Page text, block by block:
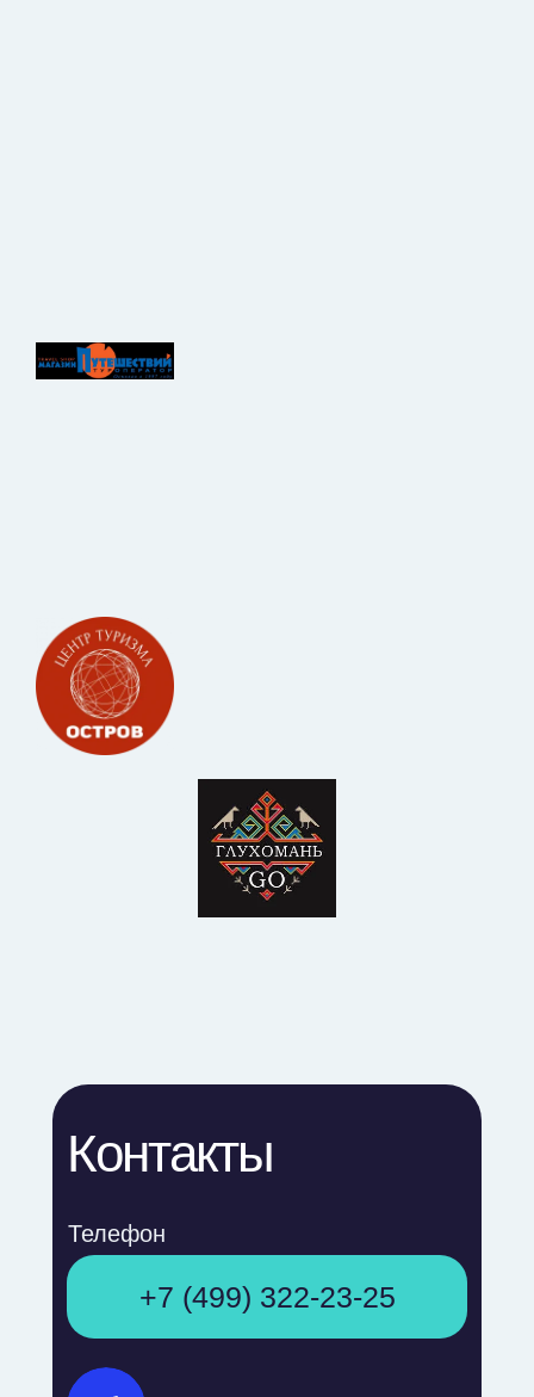
+7 (499) 322-23-25
Контакты
Телефон